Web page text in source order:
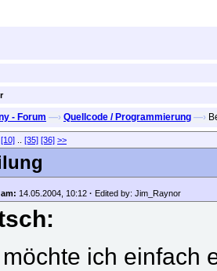
- Forum —› Quellcode / Programmierung —›
[10] [35] [36] >>
14.05.2004, 10:12 · Edited by: Jim_Raynor
ich einfach